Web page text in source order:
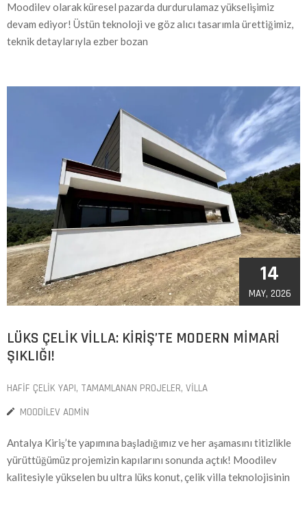
Moodilev olarak küresel pazarda durdurulamaz yükselişimiz
devam ediyor! Üstün teknoloji ve göz alıcı tasarımla ürettiğimiz,
teknik detaylarıyla ezber bozan
14
MAY, 2026
LÜKS ÇELIK VILLA: KIRIŞ’TE MODERN MIMARI
ŞIKLIĞI!
HAFIF ÇELIK YAPI‚ TAMAMLANAN PROJELER‚ VILLA
MOODILEV ADMIN
Antalya Kiriş’te yapımına başladığımız ve her aşamasını titizlikle
yürüttüğümüz projemizin kapılarını sonunda açtık! Moodilev
kalitesiyle yükselen bu ultra lüks konut, çelik villa teknolojisinin